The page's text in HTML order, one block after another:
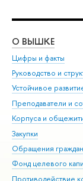
О ВЫШКЕ
Цифры и факты
Руководство и
Устойчивое
Преподаватели и
Корпуса и
Закупки
Обращения
Фонд целевого
Противодействие